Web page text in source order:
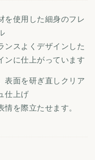
を使用した細身のフレ
ンスよくデザインした
ンに仕上がっています
表面を研ぎ直しクリア
仕上げ
を際立たせます。